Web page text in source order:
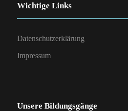
Wichtige Links
Datenschutzerklärung
Impressum
Unsere Bildungsgänge